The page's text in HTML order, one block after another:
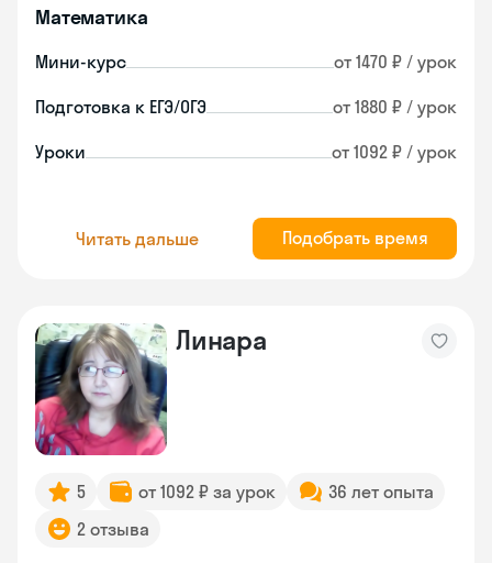
Математика
Мини-курс от 1470 ₽ / урок
Подготовка к ЕГЭ/ОГЭ от 1880 ₽ / урок
Уроки от 1092 ₽ / урок
Читать дальше Подобрать время
Линара
5 от 1092 ₽ за урок
36 лет опыта
2 отзыва